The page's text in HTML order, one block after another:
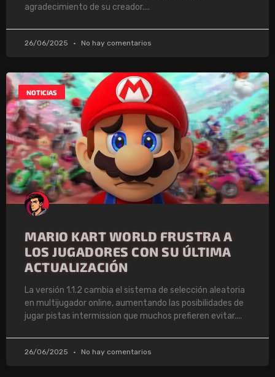
agradecimiento de su creador.
26/06/2025 No hay comentarios
NOTICIAS
MARIO KART WORLD FRUSTRA A
LOS JUGADORES CON SU ÚLTIMA
ACTUALIZACIÓN
La versión 1.1.2 cambia el sistema de selección aleatoria
en multijugador online, aumentando las posibilidades de
jugar pistas intermission que muchos prefieren evitar.
26/06/2025 No hay comentarios